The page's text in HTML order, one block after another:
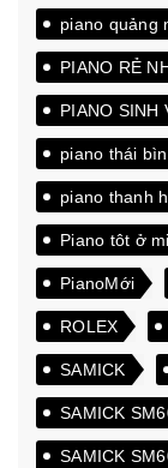
piano quảng
PIANO RẺ
PIANO SINH
piano thái
piano thanh
Piano tôt ở
PianoMới
ROLEX
SAMICK
SAMICK
SAMICK